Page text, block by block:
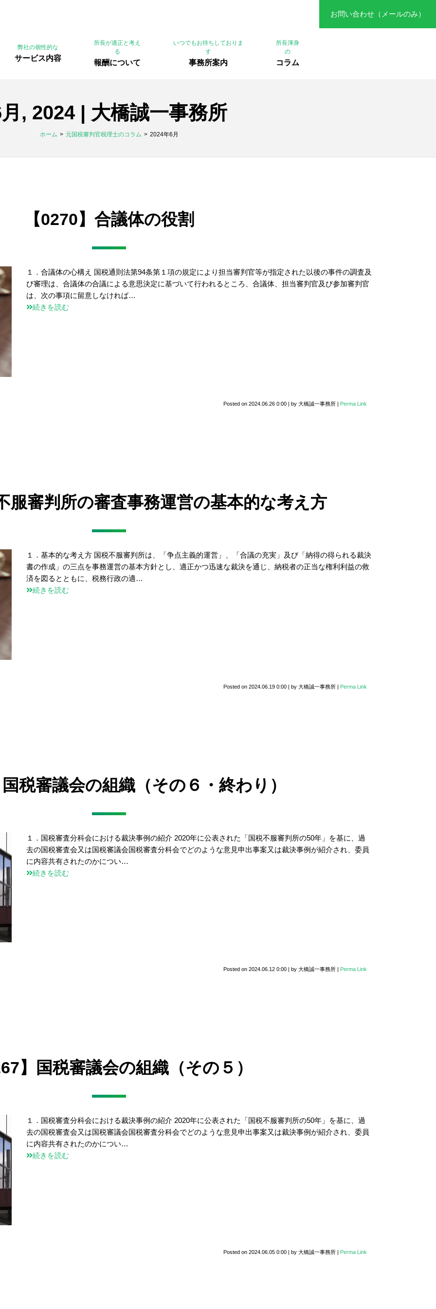
お問い合わせ（メールのみ）
弊社の個性的な
サービス内容
所長が適正と考え
る
報酬について
いつでもお待ちしておりま
す
事務所案内
所長渾身
の
コラム
, 2024 | 大橋誠一事務所
ホーム 元国税審判官税理士のコラム 2024年6月
【0270】合議体の役割
１．合議体の心構え 国税通則法第94条第１項の規定により担当審判官等が指定された以後の事件の調査及
び審理は、合議体の合議による意思決定に基づいて行われるところ、合議体、担当審判官及び参加審判官
は、次の事項に留意しなければ…
続きを読む
Posted on 2024.06.26 0:00 | by 大橋誠一事務所 | Perma Link
服審判所の審査事務運営の基本的な考え方
１．基本的な考え方 国税不服審判所は、「争点主義的運営」、「合議の充実」及び「納得の得られる裁決
書の作成」の三点を事務運営の基本方針とし、適正かつ迅速な裁決を通じ、納税者の正当な権利利益の救
済を図るとともに、税務行政の適…
続きを読む
Posted on 2024.06.19 0:00 | by 大橋誠一事務所 | Perma Link
税審議会の組織（その６・終わり）
１．国税審査分科会における裁決事例の紹介 2020年に公表された「国税不服審判所の50年」を基に、過
去の国税審査会又は国税審議会国税審査分科会でどのような意見申出事案又は裁決事例が紹介され、委員
に内容共有されたのかについ…
続きを読む
Posted on 2024.06.12 0:00 | by 大橋誠一事務所 | Perma Link
】国税審議会の組織（その５）
１．国税審査分科会における裁決事例の紹介 2020年に公表された「国税不服審判所の50年」を基に、過
去の国税審査会又は国税審議会国税審査分科会でどのような意見申出事案又は裁決事例が紹介され、委員
に内容共有されたのかについ…
続きを読む
Posted on 2024.06.05 0:00 | by 大橋誠一事務所 | Perma Link